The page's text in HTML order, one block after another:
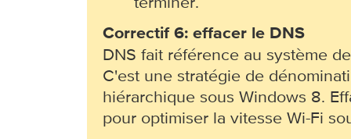
Correctif 6: effacer le DNS
DNS fait référence au système
C'est une stratégie de
hiérarchique sous Windows 8.
pour optimiser la vitesse Wi-Fi